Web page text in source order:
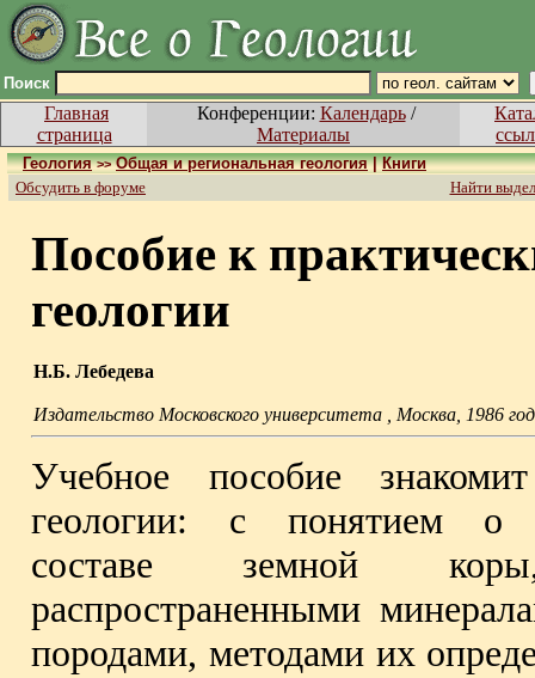
Поиск
Главная
страница
Конференции: Календарь/
Материалы
Геология >> Общая и региональная геология|Книги
Обсудить в форуме
Найти
Пособие к
геологии
Н.Б. Лебедева
Издательство Московского университета , Москва, 1986
Учебное пособие
геологии: с понятием о
составе земной
распространенными
породами, методами их